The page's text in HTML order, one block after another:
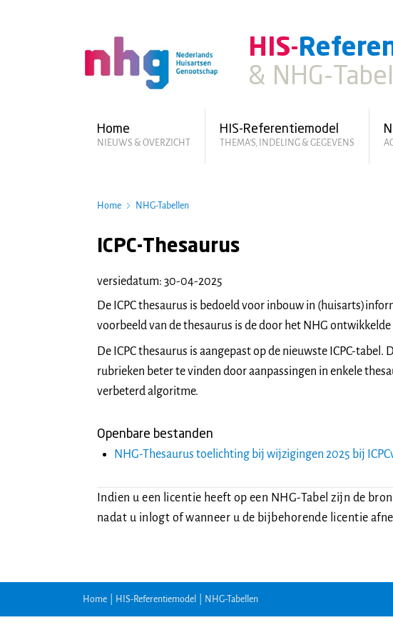
HIS-
& NHG-
Home
NIEUWS & OVERZICHT
HIS-Referentiemodel
THEMA'S, INDELING & GEGEVENS
Home NHG-Tabellen
ICPC-Thesaurus
versiedatum: 30-04-2025
De ICPC thesaurus is bedoeld voor inbouw in
voorbeeld van de thesaurus is de door het NHG ontwikkelde
De ICPC thesaurus is aangepast op de nieuwste ICPC-tabel.
rubrieken beter te vinden door aanpassingen in enkele
verbeterd algoritme.
Openbare bestanden
NHG-Thesaurus toelichting bij wijzigingen 2025 bij
Indien u een licentie heeft op een NHG-Tabel zijn de
nadat u inlogt of wanneer u de bijbehorende licentie
Home HIS-Referentiemodel NHG-Tabellen